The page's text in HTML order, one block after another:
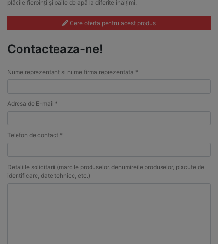
plăcile fierbinți și băile de apă la diferite înălțimi.
Cere oferta pentru acest produs
Contacteaza-ne!
Nume reprezentant si nume firma reprezentata *
Adresa de E-mail *
Telefon de contact *
Detaliile solicitarii (marcile produselor, denumireile produselor, placute de
identificare, date tehnice, etc.)